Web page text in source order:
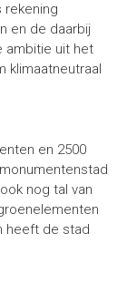
rekening
en de daarbij
ambitie uit het
klimaatneutraal
en 2500
nog tal van
heeft de stad